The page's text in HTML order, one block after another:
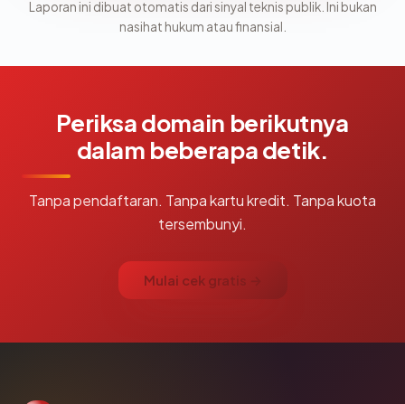
Laporan ini dibuat otomatis dari sinyal teknis publik. Ini bukan
nasihat hukum atau finansial.
Periksa domain berikutnya
dalam beberapa detik.
Tanpa pendaftaran. Tanpa kartu kredit. Tanpa kuota
tersembunyi.
Mulai cek gratis →